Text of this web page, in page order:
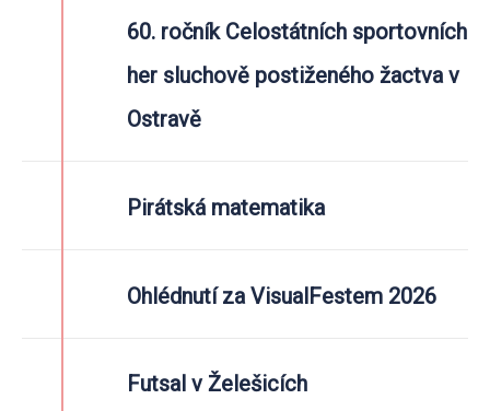
60. ročník Celostátních sportovních
her sluchově postiženého žactva v
Ostravě
Pirátská matematika
Ohlédnutí za VisualFestem 2026
Futsal v Želešicích